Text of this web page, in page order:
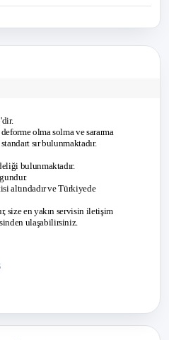
olma solma ve sararma
sır bulunmaktadır.
bulunmaktadır.
altındadır ve Türkiyede
size en yakın servisin iletişim
ulaşabilirsiniz.